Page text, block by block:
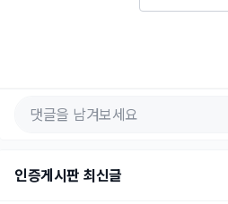
인증게시판 최신글